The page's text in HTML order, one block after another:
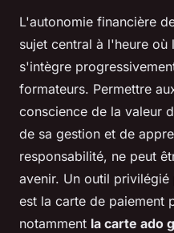
L'autonomie financière
sujet central à l'heure
s'intègre
formateurs. Permettre
conscience de la valeur
de sa gestion et de
responsabilité, ne peut
avenir. Un outil
est la carte de paiement
notamment la carte ado